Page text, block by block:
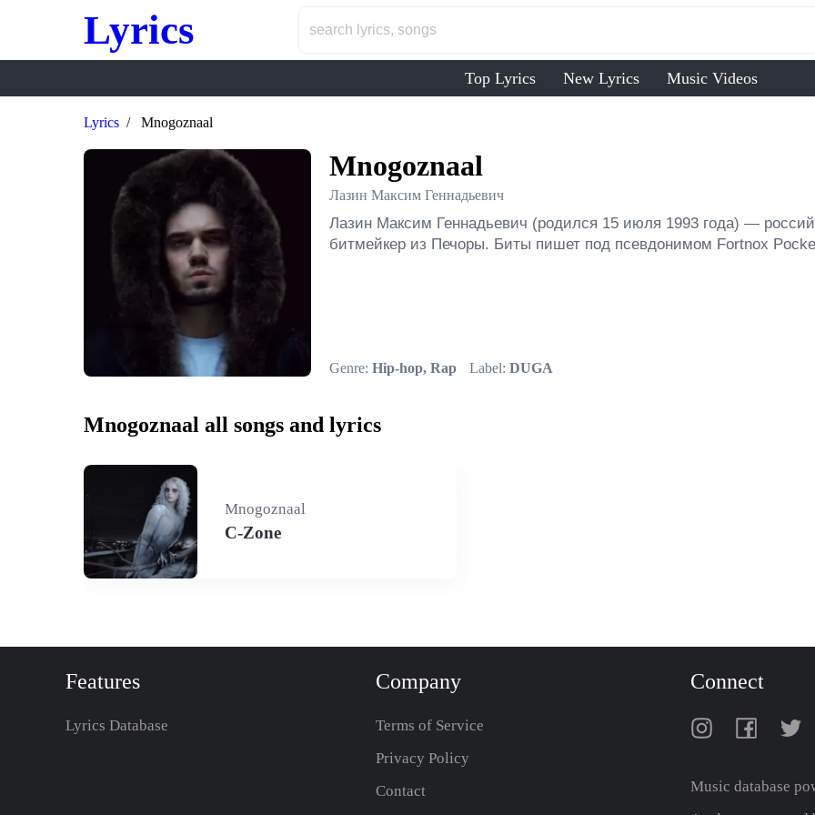
Lyrics
Top Lyrics New Lyrics Music Videos
Lyrics Mnogoznaal
Mnogoznaal
Лазин Максим Геннадьевич
Лазин Максим Геннадьевич (родился 15 июля 1993 года) —
битмейкер из Печоры. Биты пишет под псевдонимом Fortnox
Genre: Hip-hop, Rap Label: DUGA
Mnogoznaal all songs and lyrics
Mnogoznaal
C-Zone
Features
Lyrics Database
Company
Terms of Service
Privacy Policy
Contact
Connect
Music database